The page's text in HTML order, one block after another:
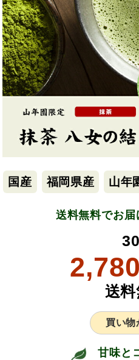
国産 福岡県産 山年
送料無料でお届
2,780
送
買い物
甘味と